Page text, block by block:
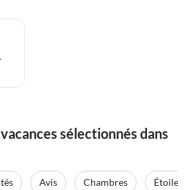
sélectionnés dans
Avis Chambres Étoiles